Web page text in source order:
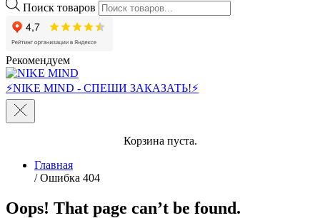
Поиск товаров
Рекомендуем
⚡NIKE MIND - СПЕШИ ЗАКАЗАТЬ!⚡
Корзина пуста.
Главная
/ Ошибка 404
Oops! That page can’t be found.